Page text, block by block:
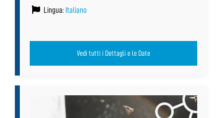
Lingua: Italiano
Vedi tutti i Dettagli e le Date